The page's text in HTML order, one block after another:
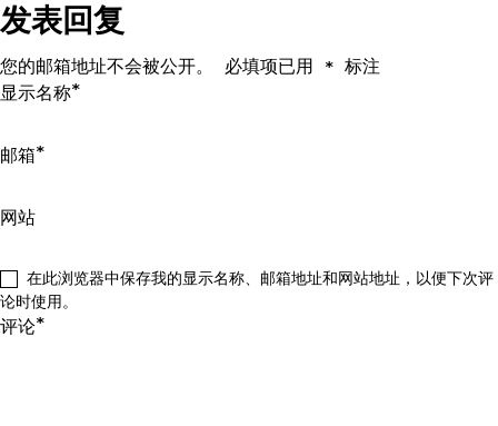
航
发表回复
您的邮箱地址不会被公开。 必填项已用 * 标注
评论*
显示名称*
邮箱*
网站
在此浏览器中保存我的显示名称、邮箱地址和网站地址，以便下次评
论时使用。